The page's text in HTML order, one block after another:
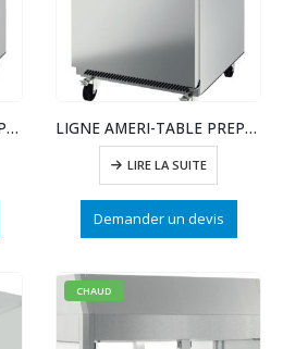
LIGNE AMERI-TABLE PREPA SAND/SALADES-1 PTE LIGNE AMERI-TABLE PREPA SAND/SALADES-1 PTE
LIRE LA SUITE
Demander un devis
CHAUD